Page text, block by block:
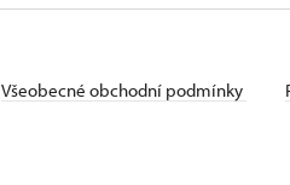
Všeobecné obchodní podmínky